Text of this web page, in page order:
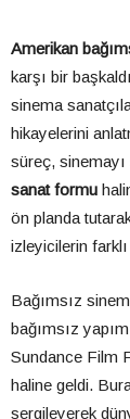
Amerikan
karşı bir
sinema
hikayelerini
süreç, sinemayı
sanat formu
ön planda
izleyicilerin
Bağımsız
bağımsız
Sundance Film
haline geldi.
sergileyerek